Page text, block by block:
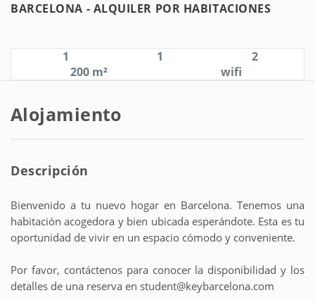
BARCELONA - ALQUILER POR HABITACIONES
1 1
2
200 m²
wifi
Alojamiento
Descripción
Bienvenido a tu nuevo hogar en Barcelona. Tenemos una
habitación acogedora y bien ubicada esperándote. Esta es tu
oportunidad de vivir en un espacio cómodo y conveniente.
Por favor, contáctenos para conocer la disponibilidad y los
detalles de una reserva en student@keybarcelona.com